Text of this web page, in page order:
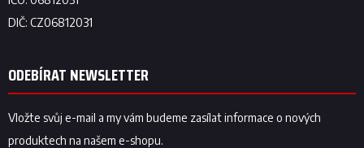
ODEBÍRAT NEWSLETTER
Vložte svůj e-mail a my vám budeme zasílat informace o nových
produktech na našem e-shopu.